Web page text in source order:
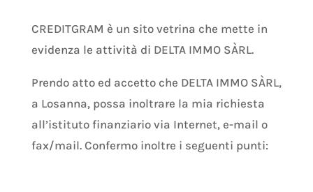
CREDITGRAM è un sito vetrina che mette in
evidenza le attività di DELTA IMMO SÀRL.
Prendo atto ed accetto che DELTA IMMO SÀRL,
a Losanna, possa inoltrare la mia richiesta
all’istituto finanziario via Internet, e-mail o
fax/mail. Confermo inoltre i seguenti punti: